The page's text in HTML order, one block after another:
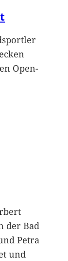
Open-
der Bad
Petra
und